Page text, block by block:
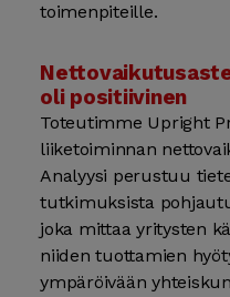
toimenpiteille.
oli positiivinen
Toteutimme Upright
liike­toiminnan
Analyysi perustuu
tutkimuksista
joka mittaa yritysten
niiden tuottamien
ympäröivään